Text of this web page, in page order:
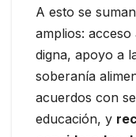
A esto se
amplios:
digna, apoyo a
soberanía
acuerdos con
educación, y